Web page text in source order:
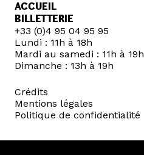
ACCUEIL
BILLETTERIE
+33 (0)4 95 04 95 95
Lundi : 11h à 18h
Mardi au samedi : 11h à 19h
Dimanche : 13h à 19h
Crédits
Mentions légales
Politique de confidentialité